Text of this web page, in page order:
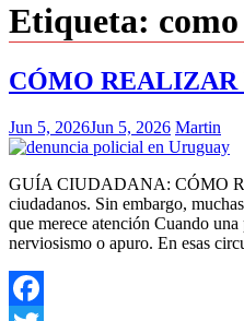
Etiqueta:
CÓMO REALIZAR
Jun 5, 2026Jun 5, 2026 Martin
GUÍA CIUDADANA: CÓMO
ciudadanos. Sin embargo,
que merece atención Cuando
nerviosismo o apuro. En esas